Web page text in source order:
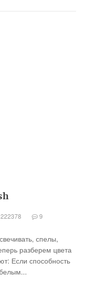
9
спелы,
разберем цвета
Если способность